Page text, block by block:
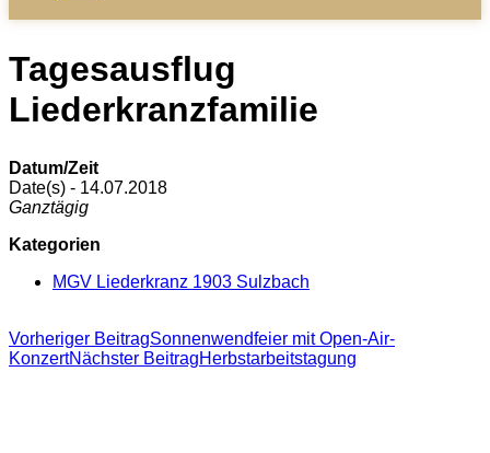
Tagesausflug
Liederkranzfamilie
Datum/Zeit
Date(s) - 14.07.2018
Ganztägig
Kategorien
MGV Liederkranz 1903 Sulzbach
Beitragsnavigation
Vorheriger BeitragSonnenwendfeier mit Open-Air-
KonzertNächster BeitragHerbstarbeitstagung